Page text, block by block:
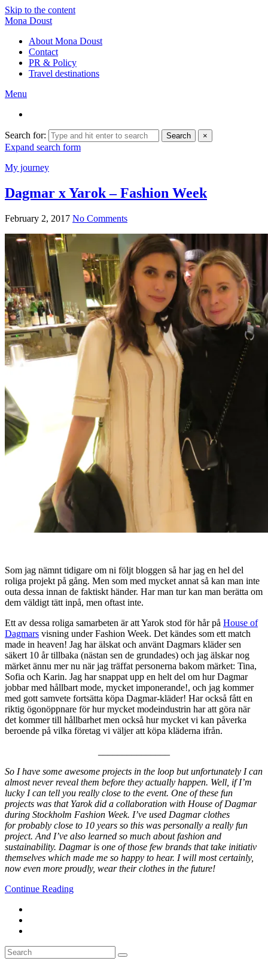
Skip to the content
Mona Doust
About Mona Doust
Contact
PR & Policy
Travel destinations
Menu
Search for: Search ×
Expand search form
My journey
Dagmar x Yarok – Fashion Week
February 2, 2017 No Comments
Som jag nämnt tidigare om ni följt bloggen så har jag en hel del
roliga projekt på gång. Men som med mycket annat så kan man inte
outa dessa innan de faktiskt händer. Har man tur kan man berätta om
dem väldigt tätt inpå, men oftast inte.
Ett av dessa roliga samarbeten är att Yarok stod för hår på House of
Dagmars visning under Fashion Week. Det kändes som ett match
made in heaven! Jag har älskat och använt Dagmars kläder sen
säkert 10 år tillbaka (nästan sen de grundades) och jag älskar nog
märket ännu mer nu när jag träffat personerna bakom märket: Tina,
Sofia och Karin. Jag har snappat upp en helt del om hur Dagmar
jobbar med hållbart mode, mycket imponerande!, och jag kommer
med gott samvete fortsätta köpa Dagmar-kläder! Har också fått en
riktig ögonöppnare för hur mycket modeindustrin har att göra när
det kommer till hållbarhet men också hur mycket vi kan påverka
beroende på vilka företag vi väljer att köpa kläderna ifrån.
So I have some awesome projects in the loop but unfortunately I can
almost never reveal them before they actually happen. Well, if I’m
lucky I can tell you really close to the event. One of these fun
projects was that Yarok did a collaboration with House of Dagmar
during Stockholm Fashion Week. I’ve used Dagmar clothes
for probably close to 10 years so this was personally a really fun
project. And I’ve also learned so much about fashion and
sustainability. Dagmar is one of those few brands that take initiativ
themselves which made me so happy to hear. I will most certainly,
now even more proudly, wear their clothes in the future!
Continue Reading
Search
for:
Search